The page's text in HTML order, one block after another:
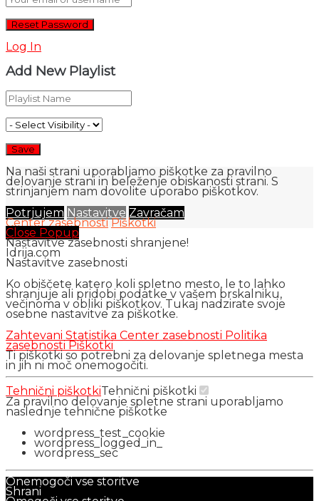
Log In
Add New Playlist
Na naši strani uporabljamo piškotke za pravilno
delovanje strani in beleženje obiskanosti strani. S
strinjanjem nam dovolite uporabo piškotkov.
Potrjujem Nastavitve Zavračam
Center zasebnosti Piškotki
Close Popup
Nastavitve zasebnosti shranjene!
Idrija.com
Nastavitve zasebnosti
Ko obiščete katero koli spletno mesto, le to lahko
shranjuje ali pridobi podatke v vašem brskalniku,
večinoma v obliki piškotkov. Tukaj nadzirate svoje
osebne nastavitve za piškotke.
Zahtevani Statistika Center zasebnosti Politika
zasebnostiPiškotki
Ti piškotki so potrebni za delovanje spletnega mesta
in jih ni moč onemogočiti.
Tehnični piškotkiTehnični piškotki
Za pravilno delovanje spletne strani uporabljamo
naslednje tehnične piškotke
wordpress_test_cookie
wordpress_logged_in_
wordpress_sec
Onemogoči vse storitve
Shrani